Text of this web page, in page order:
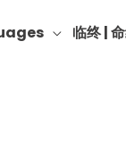
临终 |